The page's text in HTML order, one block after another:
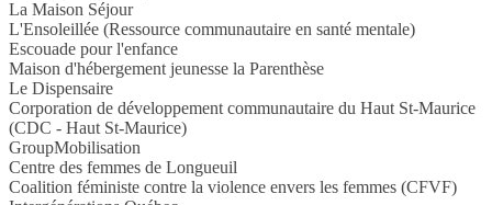
La Maison Séjour
L'Ensoleillée (Ressource communautaire en santé mentale)
Escouade pour l'enfance
Maison d'hébergement jeunesse la Parenthèse
Le Dispensaire
Corporation de développement communautaire du Haut St-Maurice
(CDC - Haut St-Maurice)
GroupMobilisation
Centre des femmes de Longueuil
Coalition féministe contre la violence envers les femmes (CFVF)